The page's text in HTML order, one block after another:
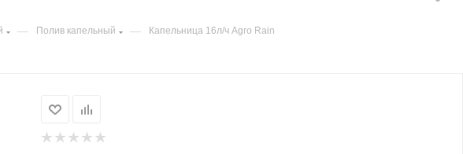
— Полив капельный — Капельница 16л/ч Agro Rain